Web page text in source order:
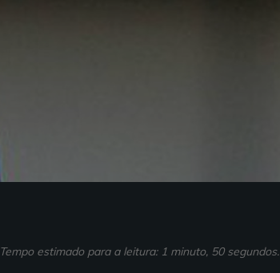
Tempo estimado para a leitura: 1 minuto, 50 segundos.